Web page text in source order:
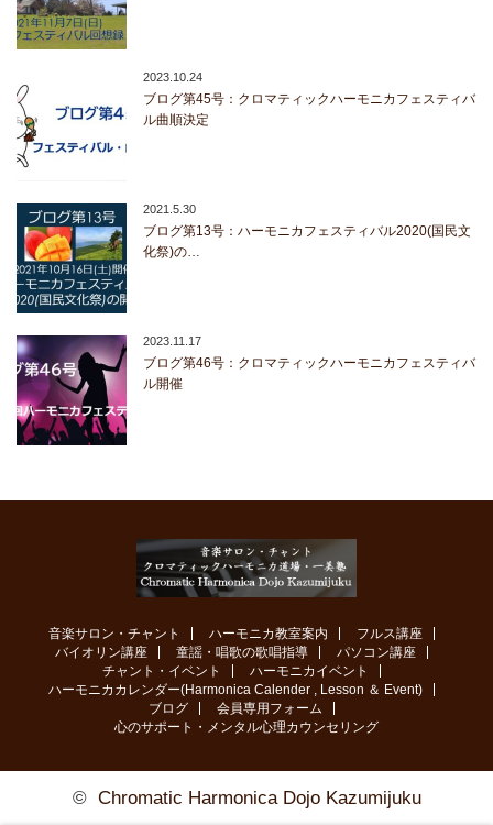
2023.10.24
ブログ第45号：クロマティックハーモニカフェスティバ
ル曲順決定
2021.5.30
ブログ第13号：ハーモニカフェスティバル2020(国民文
化祭)の…
2023.11.17
ブログ第46号：クロマティックハーモニカフェスティバ
ル開催
音楽サロン・チャント ハーモニカ教室案内
フルス講座
バイオリン講座
童謡・唱歌の歌唱指導
パソコン講座
チャント・イベント
ハーモニカイベント
ハーモニカカレンダー(Harmonica Calender , Lesson ＆ Event)
ブログ
会員専用フォーム
心のサポート・メンタル心理カウンセリング
© Chromatic Harmonica Dojo Kazumijuku